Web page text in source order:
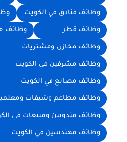
وظائف فنادق في الكويت
وظائف قطر وظائف
وظائف مخازن ومشتريات
وظائف مشرفين في الكويت
وظائف مصانع في الكويت
وظائف مطاعم وشيفات
وظائف مندوبين ومبيعات في
وظائف مهندسين في الكويت